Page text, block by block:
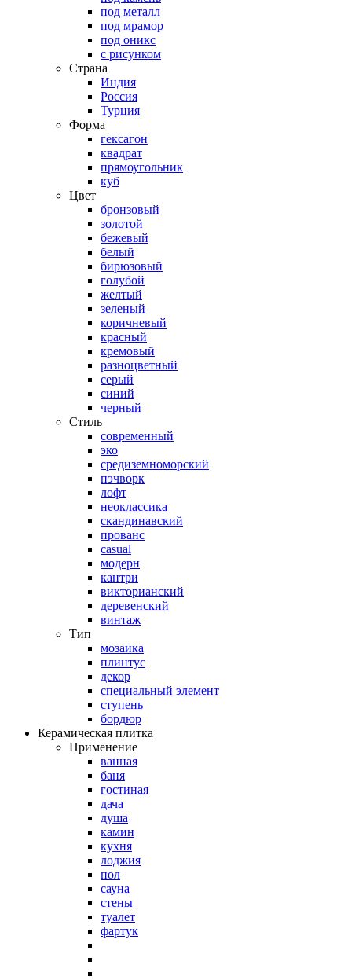
под металл
под мрамор
под оникс
с рисунком
Страна
Индия
Россия
Турция
Форма
гексагон
квадрат
прямоугольник
куб
Цвет
бронзовый
золотой
бежевый
белый
бирюзовый
голубой
желтый
зеленый
коричневый
красный
кремовый
разноцветный
серый
синий
черный
Стиль
современный
эко
средиземноморский
пэчворк
лофт
неоклассика
скандинавский
прованс
casual
модерн
кантри
викторианский
деревенский
винтаж
Тип
мозаика
плинтус
декор
специальный элемент
ступень
бордюр
Керамическая плитка
Применение
ванная
баня
гостиная
дача
душа
камин
кухня
лоджия
пол
сауна
стены
туалет
фартук